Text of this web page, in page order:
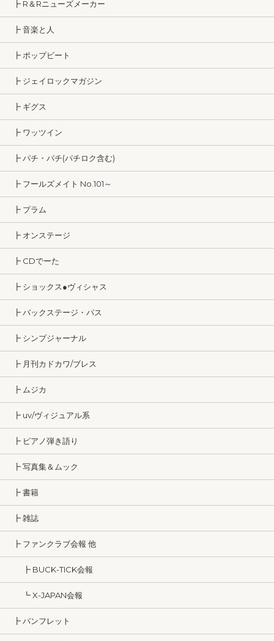
┣ R＆Rニューズメーカー
┣ 音楽と人
┣ ポップビート
┣ ジェイロックマガジン
┣ ギグス
┣ ワッツイン
┣ パチ・パチ(パチロク含む)
┣ フールズメイト No.101～
┣ プラム
┣ オンステージ
┣ CDでーた
┣ ショックス●ヴィシャス
┣ バックステージ・パス
┣ シンプジャーナル
┣ 月刊カドカワ/ブレス
┣ ムジカ
┣ uv/ヴィジュアル系
┣ ピアノ弾き語り
┣ 写真集＆ムック
┣ 書籍
┣ 雑誌
┣ ファンクラブ会報 他
┣ BUCK-TICK会報
┗ X-JAPAN会報
┣ パンフレット